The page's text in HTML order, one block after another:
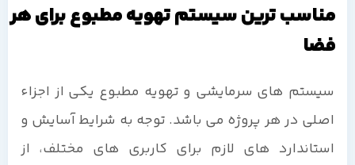
مناسب ترین سیستم تهویه مطبوع برای هر
فضا
سیستم های سرمایشی و تهویه مطبوع یکی از اجزاء
اصلی در هر پروژه می باشد. توجه به شرایط آسایش و
استاندارد های لازم برای کاربری های مختلف، از